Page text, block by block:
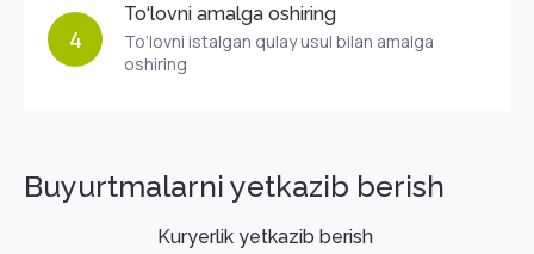
4
To‘lovni amalga oshiring
To‘lovni istalgan qulay usul bilan amalga
oshiring
Buyurtmalarni yetkazib berish
Kuryerlik yetkazib berish